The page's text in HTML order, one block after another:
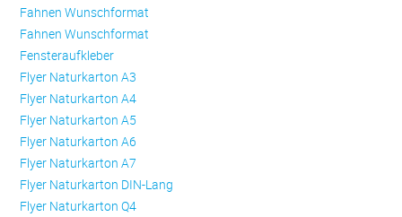
Fahnen Wunschformat
Fahnen Wunschformat
Fensteraufkleber
Flyer Naturkarton A3
Flyer Naturkarton A4
Flyer Naturkarton A5
Flyer Naturkarton A6
Flyer Naturkarton A7
Flyer Naturkarton DIN-Lang
Flyer Naturkarton Q4